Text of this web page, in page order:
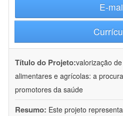
E-
Título do Projeto:valorização
alimentares e agrícolas: a
promotores da saúde
Resumo: Este projeto